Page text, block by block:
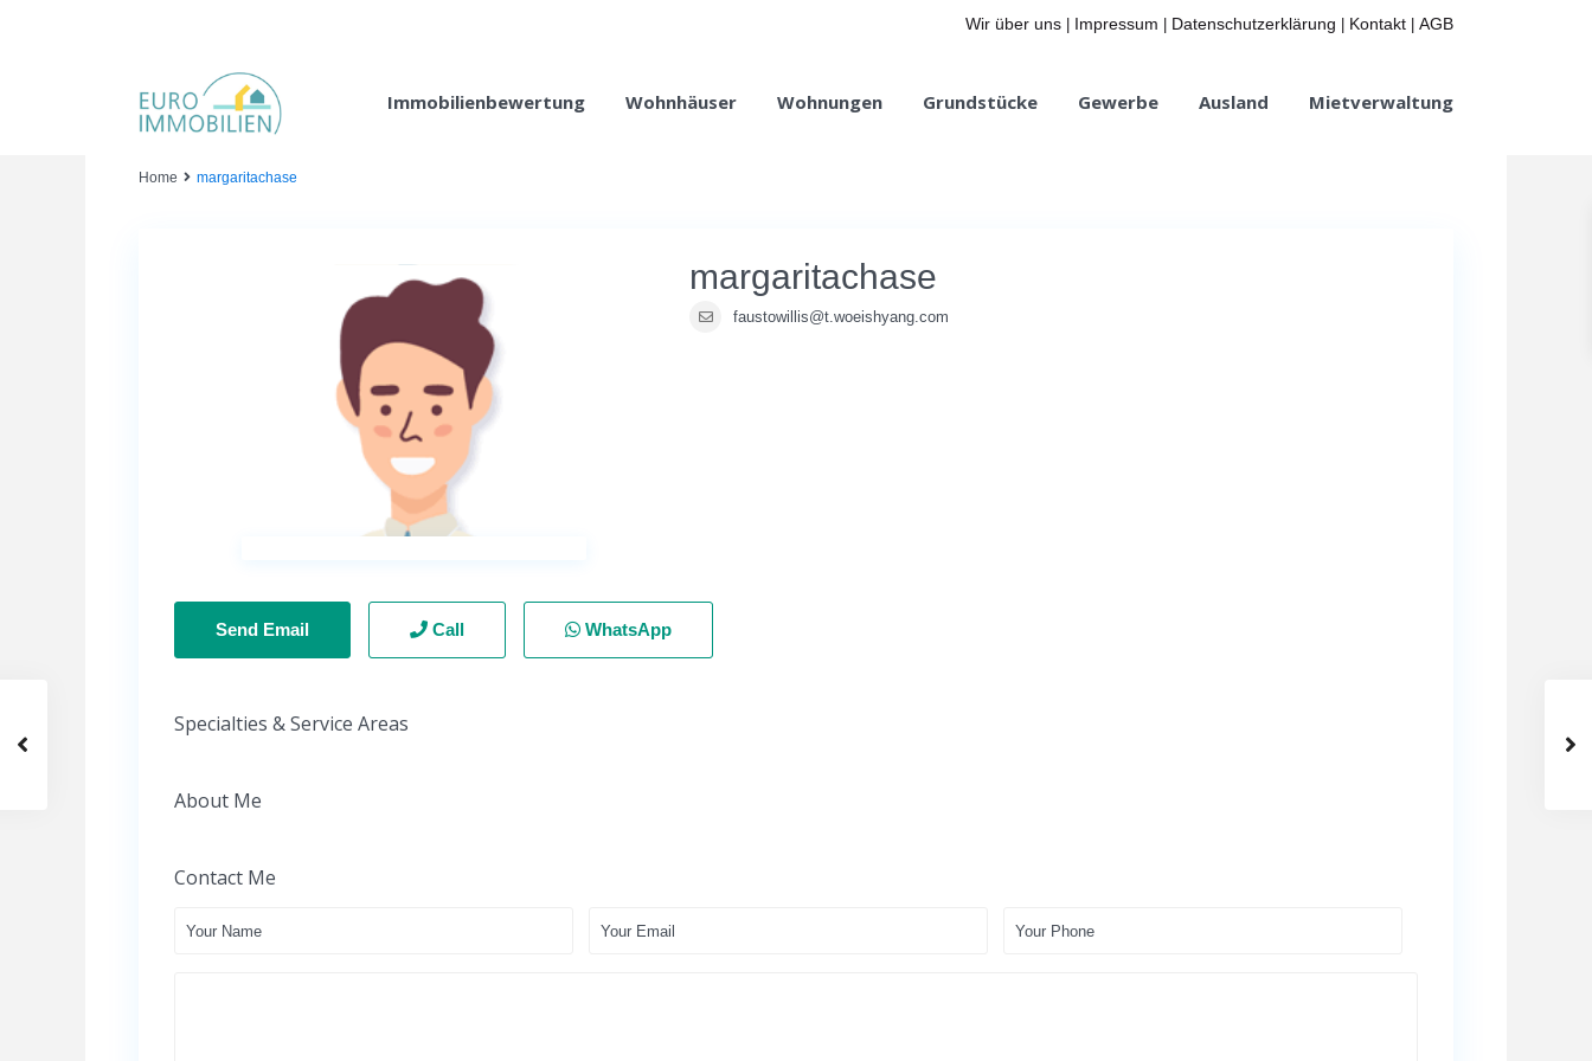
Wir über uns Impressum Datenschutzerklärung Kontakt AGB
Immobilienbewertung Wohnhäuser Wohnungen Grundstücke Gewerbe Ausland Mietverwaltung
Home margaritachase
margaritachase
faustowillis@t.woeishyang.com
Send Email Call WhatsApp
Specialties & Service Areas
About Me
Contact Me